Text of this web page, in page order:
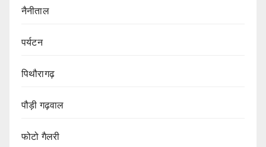
नैनीताल
पर्यटन
पिथौरागढ़
पौड़ी गढ़वाल
फोटो गैलरी